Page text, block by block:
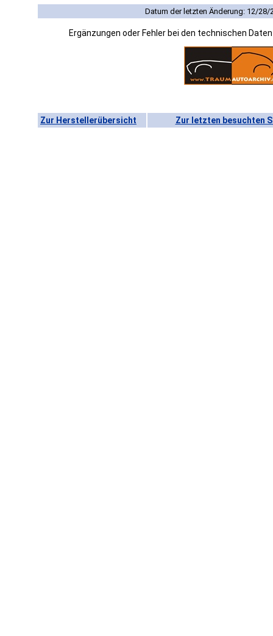
Datum der letzten Änderung: 12/28/
Ergänzungen oder Fehler bei den technischen
Zur Herstellerübersicht Zur letzten besuchten